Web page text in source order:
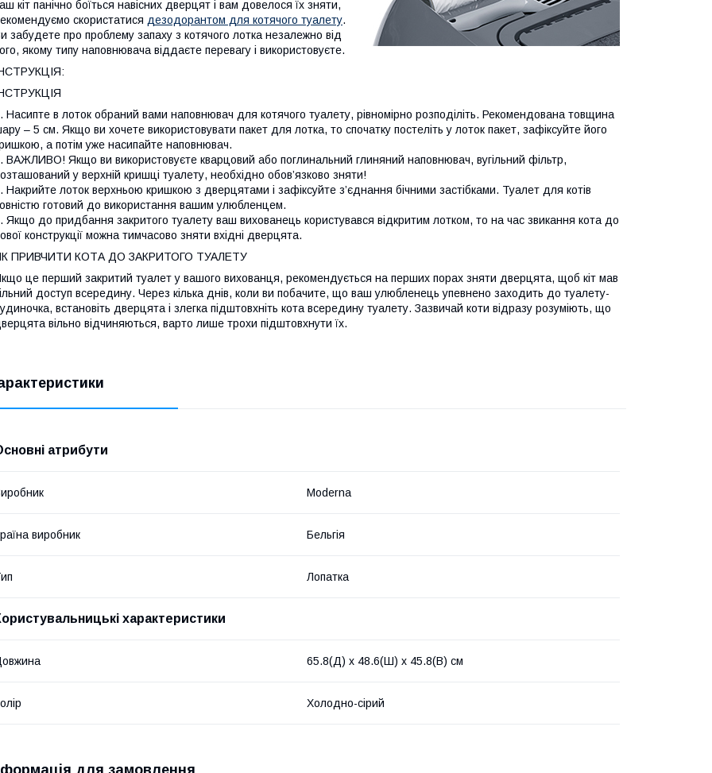
кіт панічно боїться навісних дверцят і вам довелося їх зняти,
скористатися дезодорантом для котячого туалету.
забудете про проблему запаху з котячого лотка незалежно від
якому типу наповнювача віддаєте перевагу і використовуєте.
Насипте в лоток обраний вами наповнювач для котячого туалету, рівномірно розподіліть. Рекомендована товщина
– 5 см. Якщо ви хочете використовувати пакет для лотка, то спочатку постеліть у лоток пакет, зафіксуйте його
а потім уже насипайте наповнювач.
ВАЖЛИВО! Якщо ви використовуєте кварцовий або поглинальний глиняний наповнювач, вугільний фільтр,
у верхній кришці туалету, необхідно обов’язково зняти!
Накрийте лоток верхньою кришкою з дверцятами і зафіксуйте з’єднання бічними застібками. Туалет для котів
готовий до використання вашим улюбленцем.
Якщо до придбання закритого туалету ваш вихованець користувався відкритим лотком, то на час звикання кота до
конструкції можна тимчасово зняти вхідні дверцята.
ПРИВЧИТИ КОТА ДО ЗАКРИТОГО ТУАЛЕТУ
це перший закритий туалет у вашого вихованця, рекомендується на перших порах зняти дверцята, щоб кіт мав
доступ всередину. Через кілька днів, коли ви побачите, що ваш улюбленець упевнено заходить до туалету-
встановіть дверцята і злегка підштовхніть кота всередину туалету. Зазвичай коти відразу розуміють, що
вільно відчиняються, варто лише трохи підштовхнути їх.
атрибути
Moderna
виробник Бельгія
Лопатка
характеристики
65.8(Д) х 48.6(Ш) х 45.8(В) см
Холодно-сірий